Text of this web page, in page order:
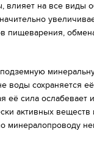
влияет на все виды
пищеварения,
воды сохраняется
сила ослабевает
активных
минералопроводу